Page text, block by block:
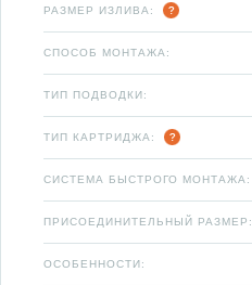
РАЗМЕР ИЗЛИВА:
СПОСОБ МОНТАЖА:
ТИП ПОДВОДКИ:
ТИП КАРТРИДЖА:
СИСТЕМА БЫСТРОГО МОНТАЖА:
ПРИСОЕДИНИТЕЛЬНЫЙ РАЗМЕР:
ОСОБЕННОСТИ: